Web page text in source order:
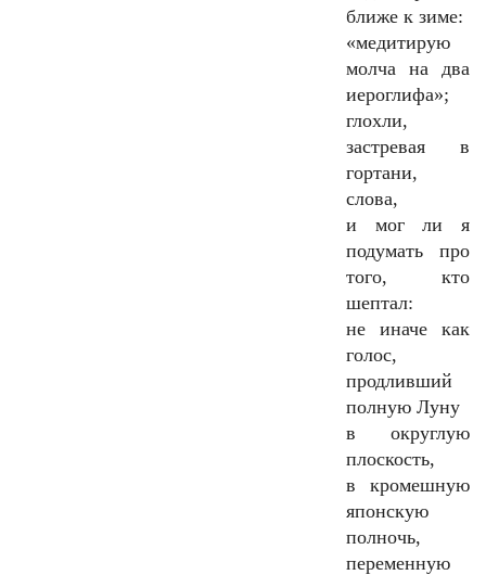
ближе к зиме:
«медитирую
молча на два
иероглифа»;
глохли,
застревая в
гортани,
слова,
и мог ли я
подумать про
того, кто
шептал:
не иначе как
голос,
продливший
полную Луну
в округлую
плоскость,
в кромешную
японскую
полночь,
переменную